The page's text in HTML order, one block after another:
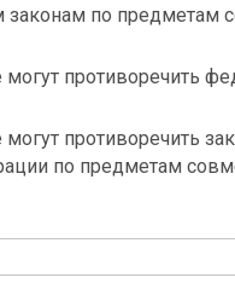
по предметам
противоречить
противоречить
по предметам